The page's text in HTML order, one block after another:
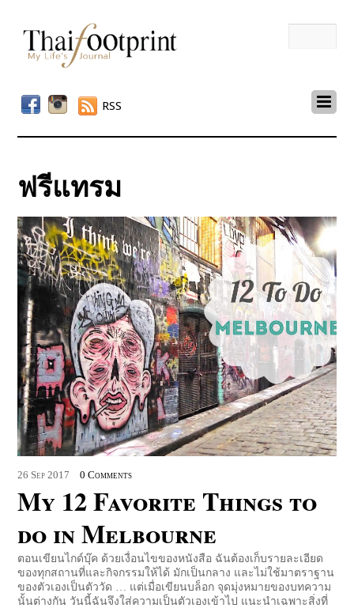
RSS
ฟรีแทรม
26 Sep 2017 0 Comments
My 12 Favorite Things to
do in Melbourne
ตอนเขียนไกด์บุ๊ค ด้วยเงื่อนไขของหนังสือ ฉันต้องเก็บรายละเอียด
ของทุกสถานที่และกิจกรรมให้ได้ มักเป็นกลาง และไม่ใช้มาตราฐาน
ของตัวเองเป็นตัววัด … แต่เมื่อเขียนบล็อก จุดมุ่งหมายของบทความ
นั้นต่างกัน วันนี้ฉันจึงใส่ความเป็นตัวเองเข้าไป แนะนำเฉพาะสิ่งที่